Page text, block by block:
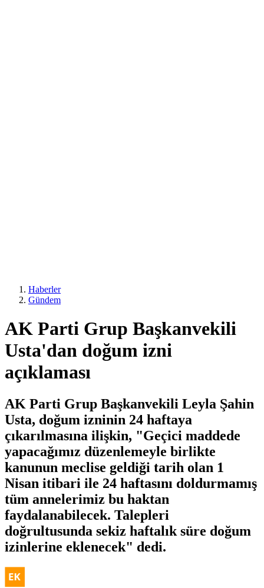
Haberler
Gündem
AK Parti Grup Başkanvekili
Usta'dan doğum izni
açıklaması
AK Parti Grup Başkanvekili Leyla Şahin
Usta, doğum izninin 24 haftaya
çıkarılmasına ilişkin, "Geçici maddede
yapacağımız düzenlemeyle birlikte
kanunun meclise geldiği tarih olan 1
Nisan itibari ile 24 haftasını doldurmamış
tüm annelerimiz bu haktan
faydalanabilecek. Talepleri
doğrultusunda sekiz haftalık süre doğum
izinlerine eklenecek" dedi.